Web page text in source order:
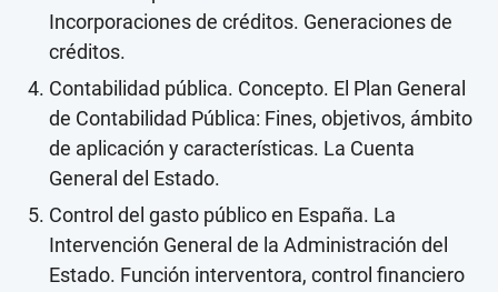
Incorporaciones de créditos. Generaciones de
créditos.
Contabilidad pública. Concepto. El Plan General
de Contabilidad Pública: Fines, objetivos, ámbito
de aplicación y características. La Cuenta
General del Estado.
Control del gasto público en España. La
Intervención General de la Administración del
Estado. Función interventora, control financiero